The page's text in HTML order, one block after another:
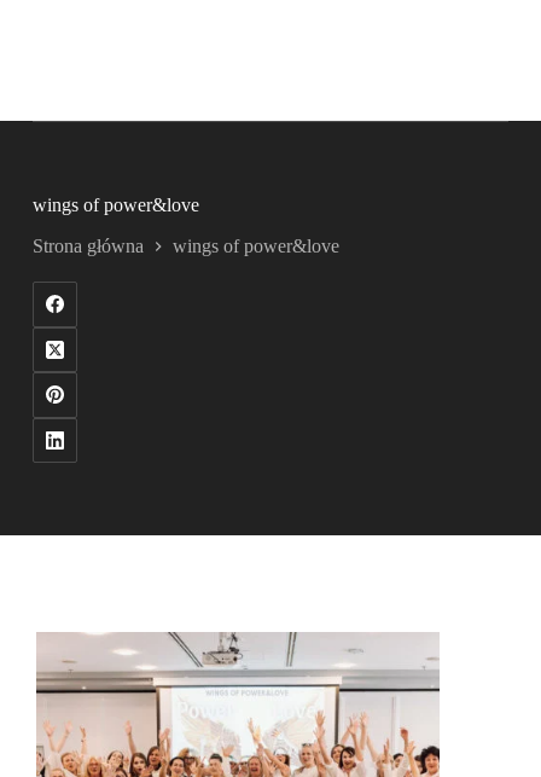
wings of power&love
Strona główna wings of power&love